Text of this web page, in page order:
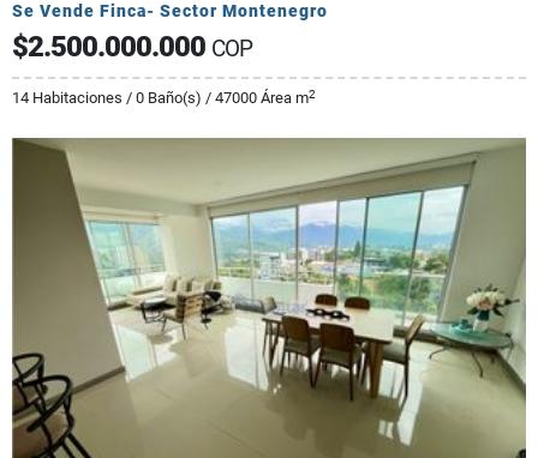
Se Vende Finca- Sector Montenegro
$2.500.000.000 COP
14 Habitaciones / 0 Baño(s) / 47000 Área m2